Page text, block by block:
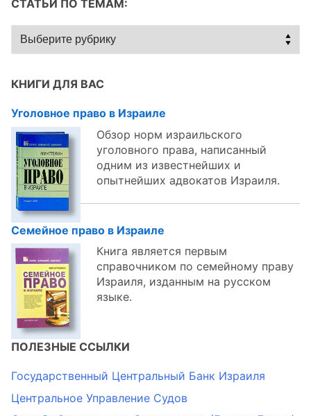
СТАТЬИ ПО ТЕМАМ:
Статьи
по
КНИГИ ДЛЯ ВАС
Уголовное право в Израиле
Обзор норм израильского
уголовного права, написанный
одним из известнейших и
опытнейших адвокатов Израиля.
Семейное право в Израиле
Книга является первым
справочником по семейному праву
Израиля, изданным на русском
языке.
ПОЛЕЗНЫЕ ССЫЛКИ
Государственный Центральный Банк Израиля
Центральное Управление Судов